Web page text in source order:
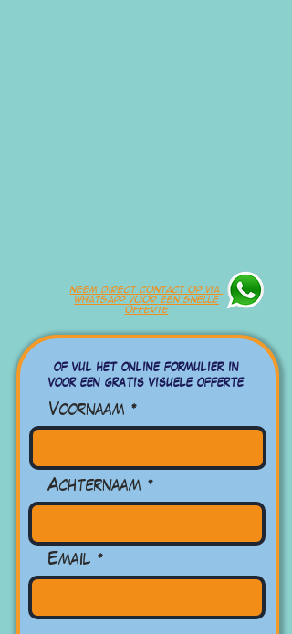
neem direct contact op via
whatsapp voor een snelle
offerte
of vul het online formulier in
voor een gratis visuele offerte
Voornaam
Achternaam
Email